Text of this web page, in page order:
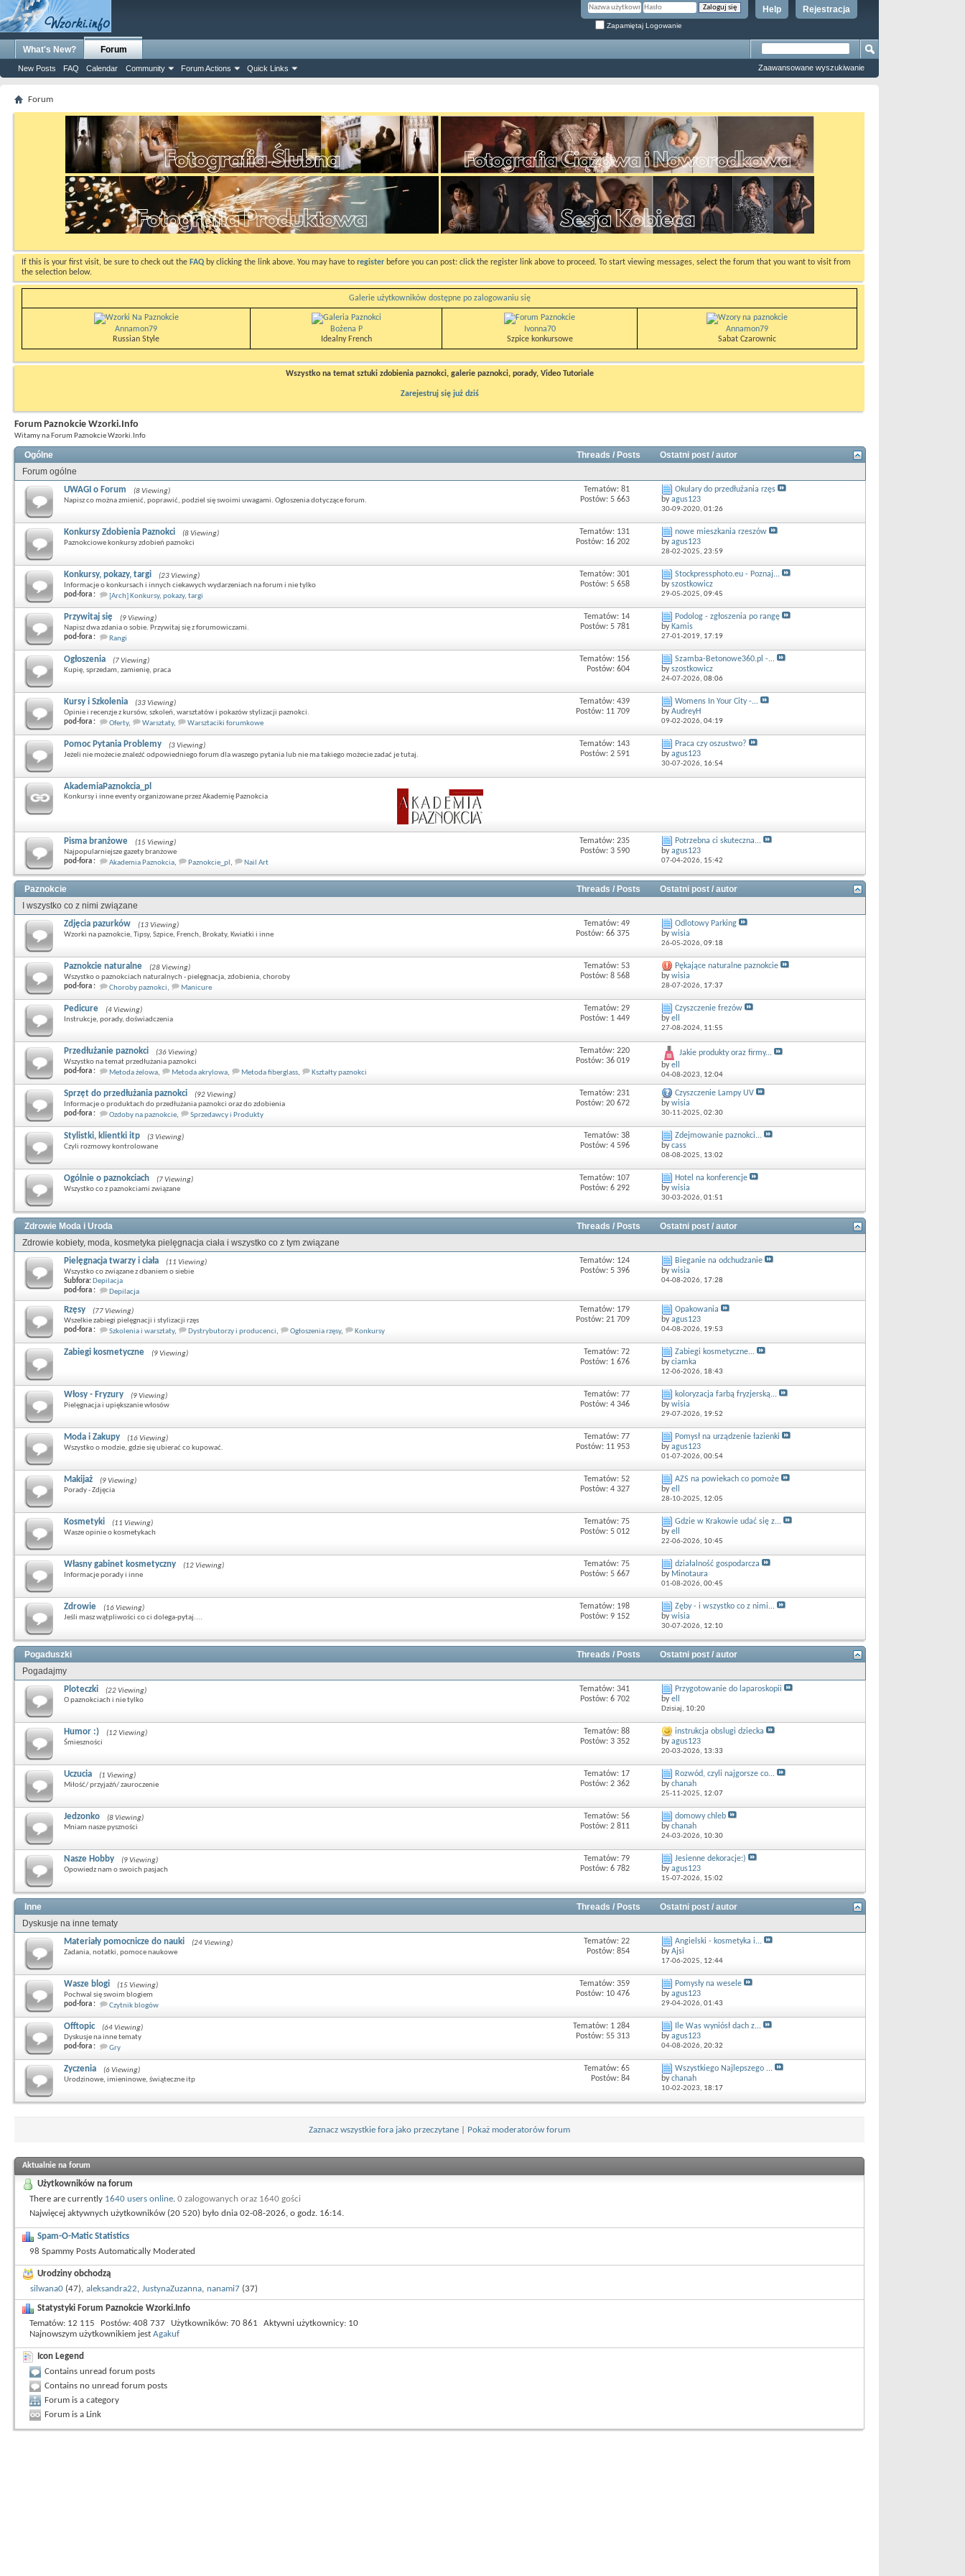
Rejestracja
Help
Zapamiętaj Logowanie
What's New? Forum
New Posts FAQ Calendar Community Forum Actions Quick Links Zaawansowane wyszukiwanie
Forum
If this is your first visit, be sure to check out the FAQ by clicking the link above. You may have to register before you can post: click the register link above to proceed. To start viewing messages, select the forum that you want to visit from
the selection below.
Galerie użytkowników dostępne po zalogowaniu się
Annamon79
Russian Style
Bożena P
Idealny French
Ivonna70
Szpice konkursowe
Annamon79
Sabat Czarownic
Wszystko na temat sztuki zdobienia paznokci, galerie paznokci, porady, Video Tutoriale
Zarejestruj się już dziś
Forum Paznokcie Wzorki.Info
Witamy na Forum Paznokcie Wzorki.Info
Ogólne Threads / Posts
Ostatni post / autor
Forum ogólne
UWAGI o Forum
(8 Viewing)
Napisz co można zmienić, poprawić, podziel się swoimi uwagami. Ogłoszenia dotyczące forum.
Tematów: 81
Postów: 5 663
Okulary do przedłużania rzęs
byagus123
30-09-2020, 01:26
Konkursy Zdobienia Paznokci
(8 Viewing)
Paznokciowe konkursy zdobień paznokci
Tematów: 131
Postów: 16 202
nowe mieszkania rzeszów
byagus123
28-02-2025, 23:59
Konkursy, pokazy, targi
(23 Viewing)
Informacje o konkursach i innych ciekawych wydarzeniach na forum i nie tylko
pod-fora :
[Arch] Konkursy, pokazy, targi
Tematów: 301
Postów: 5 658
Stockpressphoto.eu - Poznaj...
byszostkowicz
29-05-2025, 09:45
Przywitaj się
(9 Viewing)
Napisz dwa zdania o sobie. Przywitaj się z forumowiczami.
pod-fora :
Rangi
Tematów: 14
Postów: 5 781
Podolog - zgłoszenia po rangę
by Kamis
27-01-2019, 17:19
Ogłoszenia
(7 Viewing)
Kupię, sprzedam, zamienię, praca
Tematów: 156
Postów: 604
Szamba-Betonowe360.pl -...
byszostkowicz
24-07-2026, 08:06
Kursy i Szkolenia
(33 Viewing)
Opinie i recenzje z kursów, szkoleń, warsztatów i pokazów stylizacji paznokci.
pod-fora :
Oferty, Warsztaty, Warsztaciki forumkowe
Tematów: 439
Postów: 11 709
Womens In Your City -...
byAudreyH
09-02-2026, 04:19
Pomoc Pytania Problemy
(3 Viewing)
Jeżeli nie możecie znaleźć odpowiedniego forum dla waszego pytania lub nie ma takiego możecie zadać je tutaj.
Tematów: 143
Postów: 2 591
Praca czy oszustwo?
byagus123
30-07-2026, 16:54
AkademiaPaznokcia_pl
Konkursy i inne eventy organizowane przez Akademię Paznokcia
Pisma branżowe
(15 Viewing)
Najpopularniejsze gazety branżowe
pod-fora :
Akademia Paznokcia, Paznokcie_pl , Nail Art
Tematów: 235
Postów: 3 590
Potrzebna ci skuteczna...
byagus123
07-04-2026, 15:42
Paznokcie Threads / Posts
Ostatni post / autor
I wszystko co z nimi związane
Zdjęcia pazurków
(13 Viewing)
Wzorki na paznokcie, Tipsy, Szpice, French, Brokaty, Kwiatki i inne
Tematów: 49
Postów: 66 375
Odlotowy Parking
bywisia
26-05-2026, 09:18
Paznokcie naturalne
(28 Viewing)
Wszystko o paznokciach naturalnych - pielęgnacja, zdobienia, choroby
pod-fora :
Choroby paznokci, Manicure
Tematów: 53
Postów: 8 568
Pękające naturalne paznokcie
bywisia
28-07-2026, 17:37
Pedicure
(4 Viewing)
Instrukcje, porady, doświadczenia
Tematów: 29
Postów: 1 449
Czyszczenie frezów
byell
27-08-2024, 11:55
Przedłużanie paznokci
(36 Viewing)
Wszystko na temat przedłużania paznokci
pod-fora :
Metoda żelowa, Metoda akrylowa, Metoda fiberglass, Kształty paznokci
Tematów: 220
Postów: 36 019
Jakie produkty oraz firmy...
byell
04-08-2023, 12:04
Sprzęt do przedłużania paznokci
(92 Viewing)
Informacje o produktach do przedłużania paznokci oraz do zdobienia
pod-fora :
Ozdoby na paznokcie, Sprzedawcy i Produkty
Tematów: 231
Postów: 20 672
Czyszczenie Lampy UV
bywisia
30-11-2025, 02:30
Stylistki, klientki itp
(3 Viewing)
Czyli rozmowy kontrolowane
Tematów: 38
Postów: 4 596
Zdejmowanie paznokci...
bycass
08-08-2025, 13:02
Ogólnie o paznokciach
(7 Viewing)
Wszystko co z paznokciami związane
Tematów: 107
Postów: 6 292
Hotel na konferencje
bywisia
30-03-2026, 01:51
Zdrowie Moda i Uroda Threads / Posts
Ostatni post / autor
Zdrowie kobiety, moda, kosmetyka pielęgnacja ciała i wszystko co z tym związane
Pielęgnacja twarzy i ciała
(11 Viewing)
Wszystko co związane z dbaniem o siebie
Subfora: Depilacja
pod-fora :
Depilacja
Tematów: 124
Postów: 5 396
Bieganie na odchudzanie
bywisia
04-08-2026, 17:28
Rzęsy
(77 Viewing)
Wszelkie zabiegi pielęgnacji i stylizacji rzęs
pod-fora :
Szkolenia i warsztaty, Dystrybutorzy i producenci, Ogłoszenia rzęsy, Konkursy
Tematów: 179
Postów: 21 709
Opakowania
byagus123
04-08-2026, 19:53
Zabiegi kosmetyczne (9 Viewing)
Tematów: 72
Postów: 1 676
Zabiegi kosmetyczne...
byciamka
12-06-2026, 18:43
Włosy - Fryzury
(9 Viewing)
Pielęgnacja i upiększanie włosów
Tematów: 77
Postów: 4 346
koloryzacja farbą fryzjerską...
bywisia
29-07-2026, 19:52
Moda i Zakupy
(16 Viewing)
Wszystko o modzie, gdzie się ubierać co kupować.
Tematów: 77
Postów: 11 953
Pomysł na urządzenie łazienki
byagus123
01-07-2026, 00:54
Makijaż
(9 Viewing)
Porady - Zdjęcia
Tematów: 52
Postów: 4 327
AZS na powiekach co pomoże
byell
28-10-2025, 12:05
Kosmetyki
(11 Viewing)
Wasze opinie o kosmetykach
Tematów: 75
Postów: 5 012
Gdzie w Krakowie udać się z...
byell
22-06-2026, 10:45
Własny gabinet kosmetyczny
(12 Viewing)
Informacje porady i inne
Tematów: 75
Postów: 5 667
działalność gospodarcza
by Minotaura
01-08-2026, 00:45
Zdrowie
(16 Viewing)
Jeśli masz wątpliwości co ci dolega-pytaj....
Tematów: 198
Postów: 9 152
Zęby - i wszystko co z nimi...
bywisia
30-07-2026, 12:10
Pogaduszki Threads / Posts
Ostatni post / autor
Pogadajmy
Ploteczki
(22 Viewing)
O paznokciach i nie tylko
Tematów: 341
Postów: 6 702
Przygotowanie do laparoskopii
byell
Dzisiaj, 10:20
Humor :)
(12 Viewing)
Śmieszności
Tematów: 88
Postów: 3 352
instrukcja obslugi dziecka
byagus123
20-03-2026, 13:33
Uczucia
(1 Viewing)
Miłość/ przyjaźń/ zauroczenie
Tematów: 17
Postów: 2 362
Rozwód, czyli najgorsze co...
bychanah
25-11-2025, 12:07
Jedzonko
(8 Viewing)
Mniam nasze pyszności
Tematów: 56
Postów: 2 811
domowy chleb
bychanah
24-03-2026, 10:30
Nasze Hobby
(9 Viewing)
Opowiedz nam o swoich pasjach
Tematów: 79
Postów: 6 782
Jesienne dekoracje:)
byagus123
15-07-2026, 15:02
Inne Threads / Posts
Ostatni post / autor
Dyskusje na inne tematy
Materiały pomocnicze do nauki
(24 Viewing)
Zadania, notatki, pomoce naukowe
Tematów: 22
Postów: 854
Angielski - kosmetyka i...
byAjsi
17-06-2025, 12:44
Wasze blogi
(15 Viewing)
Pochwal się swoim blogiem
pod-fora :
Czytnik blogów
Tematów: 359
Postów: 10 476
Pomysły na wesele
byagus123
29-04-2026, 01:43
Offtopic
(64 Viewing)
Dyskusje na inne tematy
pod-fora :
Gry
Tematów: 1 284
Postów: 55 313
Ile Was wyniósł dach z...
byagus123
04-08-2026, 20:32
Zyczenia
(6 Viewing)
Urodzinowe, imieninowe, świąteczne itp
Tematów: 65
Postów: 84
Wszystkiego Najlepszego ...
bychanah
10-02-2023, 18:17
Zaznacz wszystkie fora jako przeczytane Pokaż moderatorów forum
Aktualnie na forum
Użytkowników na forum
There are currently 1640 users online. 0 zalogowanych oraz 1640 gości
Najwięcej aktywnych użytkowników (20 520) było dnia 02-08-2026, o godz. 16:14.
Spam-O-Matic Statistics
98 Spammy Posts Automatically Moderated
Urodziny obchodzą
silwana0 (47), aleksandra22, JustynaZuzanna, nanami7 (37)
Statystyki Forum Paznokcie Wzorki.Info
Tematów 12 115 Postów 408 737 Użytkowników 70 861 Aktywni użytkownicy 10
Najnowszym użytkownikiem jest Agakuf
Icon Legend
Contains unread forum posts
Contains no unread forum posts
Forum is a category
Forum is a Link